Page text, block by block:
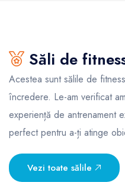
Săli de
Acestea sunt sălile de
încredere. Le-am verificat
experiență de antrenament
perfect pentru a-ți atinge
Vezi toate sălile